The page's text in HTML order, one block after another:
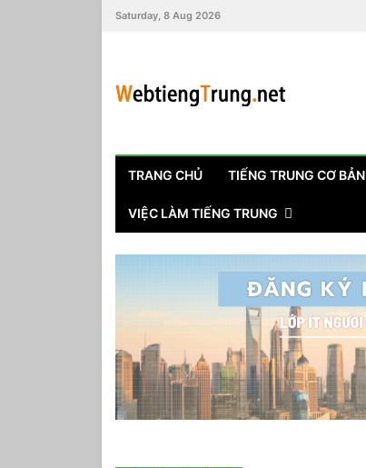
Saturday, 8 Aug 2026
TRANG CHỦ TIẾNG TRUNG CƠ BẢN
VIỆC LÀM TIẾNG TRUNG